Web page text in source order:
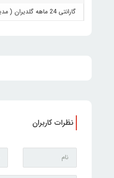
گارانتی 24 ماهه گلدیران ( مدیا سامان )
نظرات کاربران